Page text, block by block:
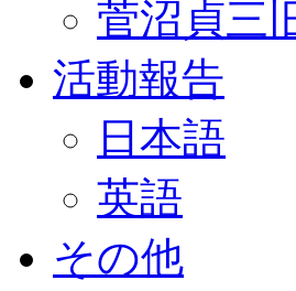
菅沼貞三
活動報告
日本語
英語
その他